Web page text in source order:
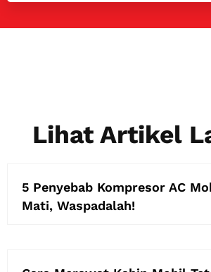
Lihat Artikel
5 Penyebab Kompresor AC
Mati, Waspadalah!